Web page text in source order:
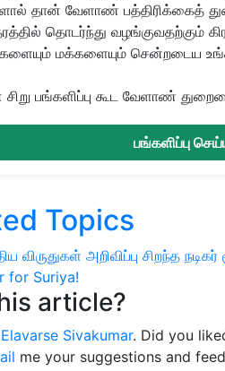
தான் வேளாண் பத்திரிக்கைத்
தொடர்ந்து வழங்குவதற்கும்
மக்களையும் சென்றடைய
பங்களிப்பு கூட வேளாண்
பங்களிப்பு
Topics
விருதுகள் அறிவிப்பு சிறந்த நடிகர்
for Suriya!
article?
Elavarse Sivakumar. Did you
me your suggestions and